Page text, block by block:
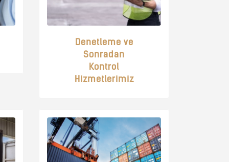
Denetleme ve
Sonradan
Kontrol
Hizmetlerimiz